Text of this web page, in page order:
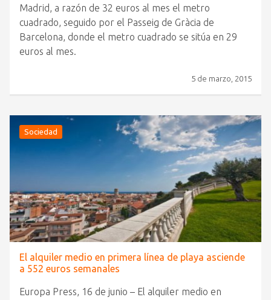
Madrid, a razón de 32 euros al mes el metro
cuadrado, seguido por el Passeig de Gràcia de
Barcelona, donde el metro cuadrado se sitúa en 29
euros al mes.
5 de marzo, 2015
Sociedad
El alquiler medio en primera línea de playa asciende
a 552 euros semanales
Europa Press, 16 de junio – El alquiler medio en